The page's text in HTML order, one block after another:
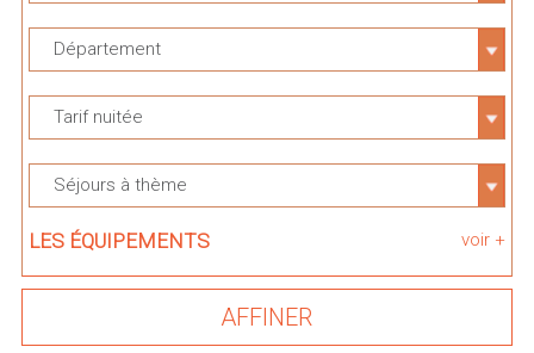
Département
Tarif nuitée
Séjours à thème
LES ÉQUIPEMENTS voir +